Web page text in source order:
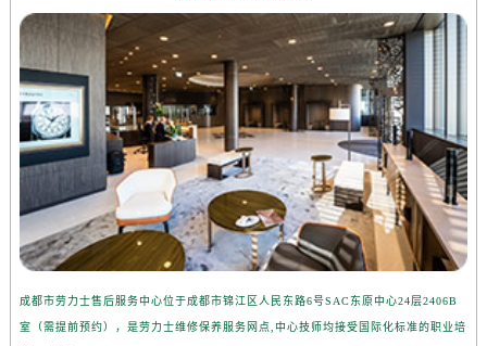
成都市劳力士售后服务中心位于成都市锦江区人民东路6号SAC东原中心24层2406B
室（需提前预约），是劳力士维修保养服务网点,中心技师均接受国际化标准的职业培